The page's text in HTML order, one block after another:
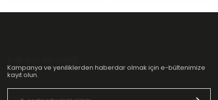
Kampanya ve yeniliklerden haberdar olmak için e-bültenimize
kayıt olun.